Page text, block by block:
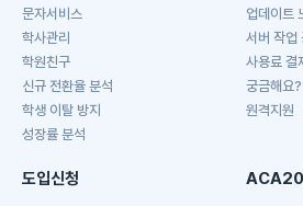
문자서비스
학사관리
학원친구
신규 전환율 분석
학생 이탈 방지
성장률 분석
업데이트
서버 작업
사용료 결
궁금해요?
원격지원
도입신청